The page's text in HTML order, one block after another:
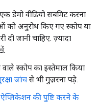
डेमो वीडियो सबमिट करना
को अनुरोध किए गए स्कोप या
दी जानी चाहिए. ज़्यादा
स्कोप का इस्तेमाल किया
जांच से भी गुज़रना पड़े.
की पुष्टि करने के